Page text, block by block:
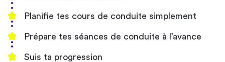
Planifie tes cours de conduite simplement
Prépare tes séances de conduite à l’avance
Suis ta progression